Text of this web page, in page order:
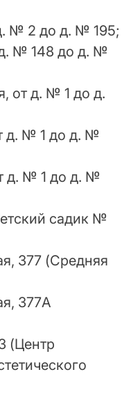
№ 2 до д. № 195;
д. № 148 до д. №
от д. № 1 до д.
д. № 1 до д. №
д. № 1 до д. №
садик №
377 (Средняя
377А
(Центр